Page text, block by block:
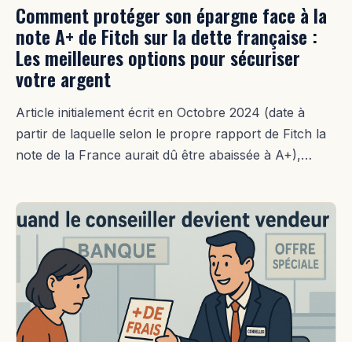
Comment protéger son épargne face à la
note A+ de Fitch sur la dette française :
Les meilleures options pour sécuriser
votre argent
Article initialement écrit en Octobre 2024 (date à
partir de laquelle selon le propre rapport de Fitch la
note de la France aurait dû être abaissée à A+),…